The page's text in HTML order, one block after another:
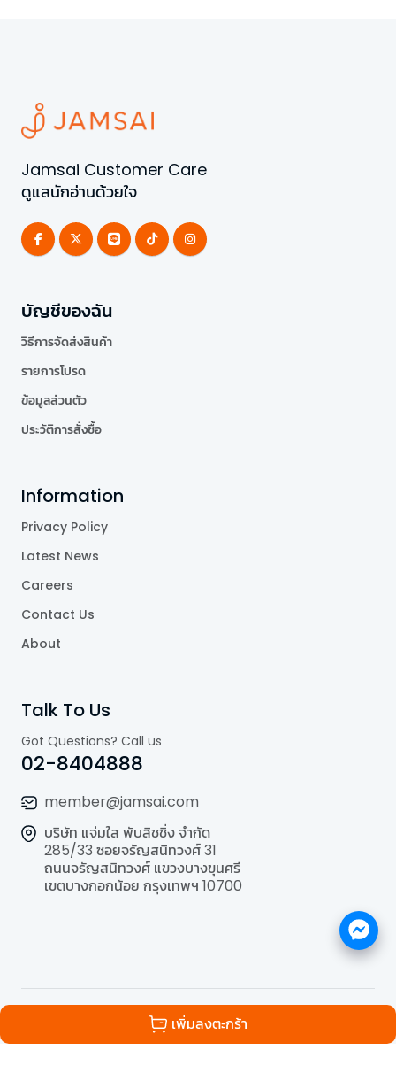
เพิ่มลงตะกร้า
Jamsai Customer Care
ดูแลนักอ่านด้วยใจ
บัญชีของฉัน
วิธีการจัดส่งสินค้า
รายการโปรด
ข้อมูลส่วนตัว
ประวัติการสั่งซื้อ
Information
Privacy Policy
Latest News
Careers
Contact Us
About
Talk To Us
Got Questions? Call us
02-8404888
member@jamsai.com
บริษัท แจ่มใส พับลิชชิ่ง จำกัด
285/33 ซอยจรัญสนิทวงศ์ 31
ถนนจรัญสนิทวงศ์ แขวงบางขุนศรี
เขตบางกอกน้อย กรุงเทพฯ 10700
All Rights Reserved | Powered by
Publishing Co.,Ltd..